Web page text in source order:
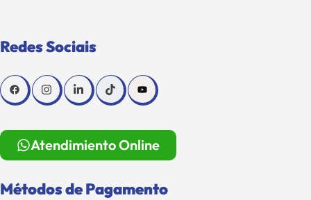
Redes Sociais
Atendimiento Online
Métodos de Pagamento